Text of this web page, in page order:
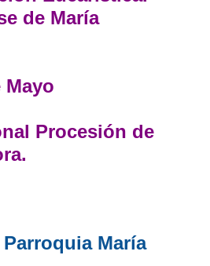
de María
Mayo
Procesión de
Parroquia María